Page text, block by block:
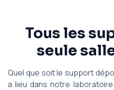
Tous les
seule
Quel que soit le support
a lieu dans notre